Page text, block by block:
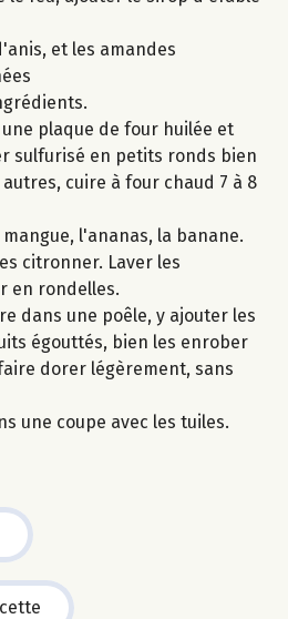
et les amandes
plaque de four huilée et
sulfurisé en petits ronds bien
cuire à four chaud 7 à 8
l'ananas, la banane.
citronner. Laver les
en rondelles.
dans une poêle, y ajouter les
égouttés, bien les enrober
dorer légèrement, sans
une coupe avec les tuiles.